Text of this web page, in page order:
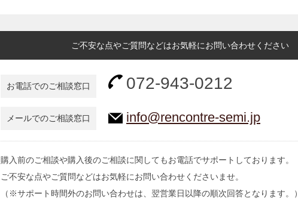
ご不安な点やご質問などはお気軽にお問い合わせください
お電話でのご相談窓口 072-943-0212
メールでのご相談窓口 info@rencontre-semi.jp
購入前のご相談や購入後のご相談に関してもお電話でサポートしております。
ご不安な点やご質問などはお気軽にお問い合わせくださいませ。
（※サポート時間外のお問い合わせは、翌営業日以降の順次回答となります。）